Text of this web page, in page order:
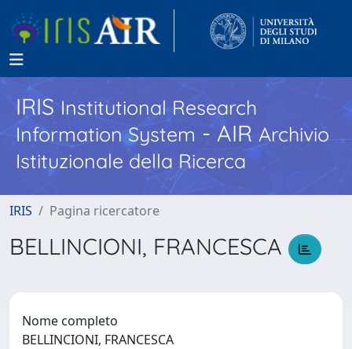
IRISInstitutional Research
Information System - AIR Archivio
Istituzionale della Ricerca
IRIS Pagina ricercatore
BELLINCIONI, FRANCESCA
Nome completo
BELLINCIONI, FRANCESCA